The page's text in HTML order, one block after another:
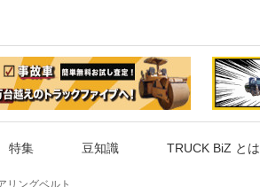
特集 豆知識 TRUCK BiZ とは
リングベルト